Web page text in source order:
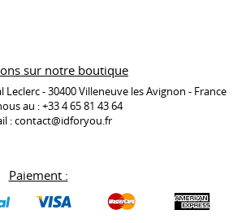
sur notre boutique
Leclerc - 30400 Villeneuve les Avignon - France
au :+33 4 65 81 43 64
:contact@idforyou.fr
Paiement :